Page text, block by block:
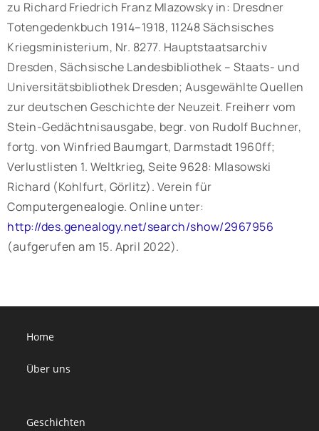
zu Richard Friedrich Franz Mlazowsky in: Dresdner
Totengedenkbuch 1914–1918, 11248 Sächsisches
Kriegsministerium, Nr. 8277. Hauptstaatsarchiv
Dresden, Sächsische Landesbibliothek – Staats- und
Universitätsbibliothek Dresden; Ausgewählte Quellen
zur deutschen Geschichte der Neuzeit. Freiherr vom
Stein-Gedächtnisausgabe, begr. von Rudolf Buchner,
fortg. von Winfried Baumgart, Darmstadt 1960ff;
Verlustlisten 1. Weltkrieg, Seite 9628: Mlasowski
Richard (Kohlfurt, Görlitz). Verein für
Computergenealogie. Online unter:
http://des.genealogy.net/search/show/2967956
(aufgerufen am 15. April 2022).
Home
Über uns
Geschichten